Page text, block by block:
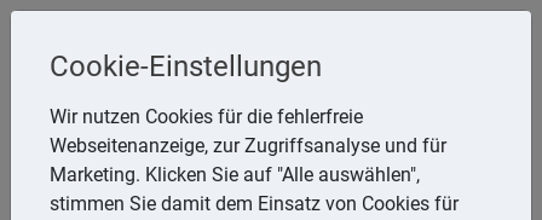
Friedhelm Glanert
Breitenbachstr. 28, 47809 Krefeld
Telefon: 2151 951857
Cookie-Einstellungen
Wir nutzen Cookies für die fehlerfreie
Webseitenanzeige, zur Zugriffsanalyse und für
Marketing. Klicken Sie auf "Alle auswählen",
stimmen Sie damit dem Einsatz von Cookies für